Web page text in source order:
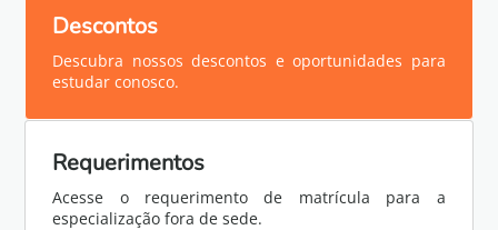
Descontos
Descubra nossos descontos e oportunidades para
estudar conosco.
Requerimentos
Acesse o requerimento de matrícula para a
especialização fora de sede.